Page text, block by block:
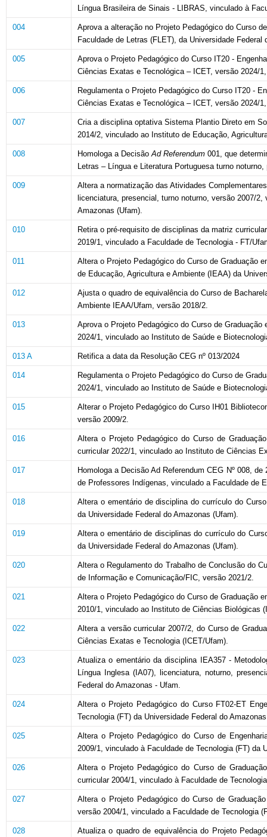
Língua Brasileira de Sinais - LIBRAS, vinculado à
004
Aprova a alteração no Projeto Pedagógico do Curso
Faculdade de Letras (FLET), da Universidade
005
Aprova o Projeto Pedagógico do Curso IT20 -
Ciências Exatas e Tecnológica – ICET, versão 2024/
006
Regulamenta o Projeto Pedagógico do Curso IT20 -
Ciências Exatas e Tecnológica – ICET, versão 2024/
007
Cria a disciplina optativa Sistema Plantio Direto em
2014/2, vinculado ao Instituto de Educação,
008 Homologa a DecisãoAd Referendum 001, que
Letras – Língua e Literatura Portuguesa turno
009
Altera a normatização das Atividades
licenciatura, presencial, turno noturno, versão 2007/
Amazonas (Ufam).
010
Retira o pré-requisito de disciplinas da matriz
2019/1, vinculado a Faculdade de Tecnologia - FT/
011
Altera o Projeto Pedagógico do Curso de Graduação
de Educação, Agricultura e Ambiente (IEAA) da
012
Ajusta o quadro de equivalência do Curso de
Ambiente IEAA/Ufam, versão 2018/2.
013
Aprova o Projeto Pedagógico do Curso de
2024/1, vinculado ao Instituto de Saúde e
013 A Retifica a data da Resolução CEG nº 013/2024
014
Regulamenta o Projeto Pedagógico do Curso de
2024/1, vinculado ao Instituto de Saúde e
015
Alterar o Projeto Pedagógico do Curso IH01
versão 2009/2.
016
Altera o Projeto Pedagógico do Curso de
curricular 2022/1, vinculado ao Instituto de Ciências
017
Homologa a Decisão Ad Referendum CEG Nº 008,
de Professores Indígenas, vinculado a Faculdade de
018
Altera o ementário de disciplina do currículo do
da Universidade Federal do Amazonas (Ufam).
019
Altera o ementário de disciplinas do currículo do
da Universidade Federal do Amazonas (Ufam).
020
Altera o Regulamento do Trabalho de Conclusão do
de Informação e Comunicação/FIC, versão 2021/2.
021
Altera o Projeto Pedagógico do Curso de Graduação
2010/1, vinculado ao Instituto de Ciências Biológicas
022
Altera a versão curricular 2007/2, do Curso de
Ciências Exatas e Tecnologia (ICET/Ufam).
023
Atualiza o ementário da disciplina IEA357 -
Língua Inglesa (IA07), licenciatura, noturno,
Federal do Amazonas - Ufam.
024
Altera o Projeto Pedagógico do Curso FT02-ET
Tecnologia (FT) da Universidade Federal do
025
Altera o Projeto Pedagógico do Curso de
2009/1, vinculado à Faculdade de Tecnologia (FT) da
026
Altera o Projeto Pedagógico do Curso de
curricular 2004/1, vinculado à Faculdade de
027
Altera o Projeto Pedagógico do Curso de
versão 2004/1, vinculado a Faculdade de Tecnologia
028
Atualiza o quadro de equivalência do Projeto